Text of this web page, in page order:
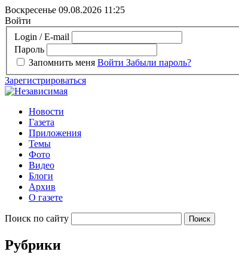
Воскресенье 09.08.2026 11:25
Войти
Login / E-mail
Пароль
Запомнить меня Войти Забыли пароль?
Зарегистрироваться
Новости
Газета
Приложения
Темы
Фото
Видео
Блоги
Архив
О газете
Поиск по сайту
Рубрики